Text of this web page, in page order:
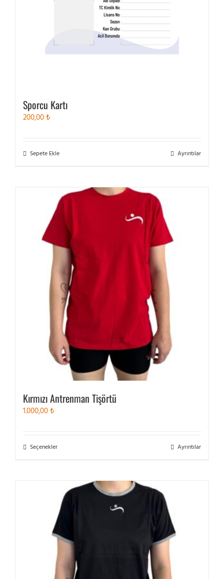
Sporcu Kartı
200,00 ₺
Sepete Ekle Ayrıntılar
Kırmızı Antrenman Tişörtü
1.000,00 ₺
SeçeneklerBu
varyasyonu
var.
Seçenekler
sayfasından
seçilebilir
Ayrıntılar